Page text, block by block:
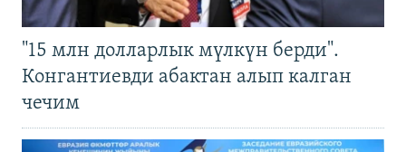
"15 млн долларлык мүлкүн берди".
Конгантиевди абактан алып калган
чечим